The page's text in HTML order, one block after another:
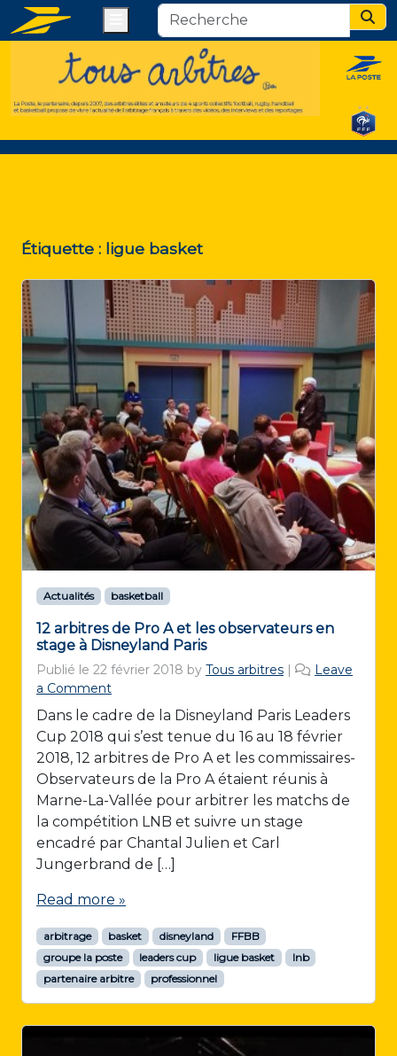
Étiquette : ligue basket
Actualités basketball
12 arbitres de Pro A et les observateurs en
stage à Disneyland Paris
Publié le 22 février 2018 by Tous arbitres |
Leave
a Comment
Dans le cadre de la Disneyland Paris Leaders
Cup 2018 qui s’est tenue du 16 au 18 février
2018, 12 arbitres de Pro A et les commissaires-
Observateurs de la Pro A étaient réunis à
Marne-La-Vallée pour arbitrer les matchs de
la compétition LNB et suivre un stage
encadré par Chantal Julien et Carl
Jungerbrand de […]
Read more »
arbitrage basket disneyland
FFBB
groupe la poste
leaders cup ligue basket
lnb
partenaire arbitre
professionnel